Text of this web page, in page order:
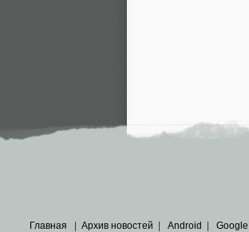
Главная Архив новостей Android Google